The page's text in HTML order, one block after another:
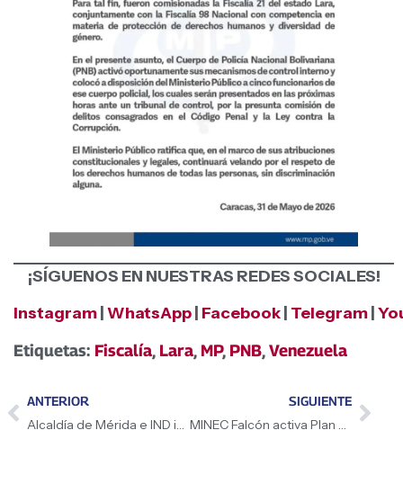
¡SÍGUENOS EN NUESTRAS REDES SOCIALES!
Instagram WhatsApp Facebook Telegram
Etiquetas: Fiscalía, Lara, MP, PNB,Venezuela
ANTERIOR
Alcaldía de Mérida e IND inauguran el «Mundialito por la Paz y la Vida 2026»
SIGUIENTE
MINEC Falcón activa Plan Chuquisaca con la restauración de manglares en el Parque Nacional Morrocoy